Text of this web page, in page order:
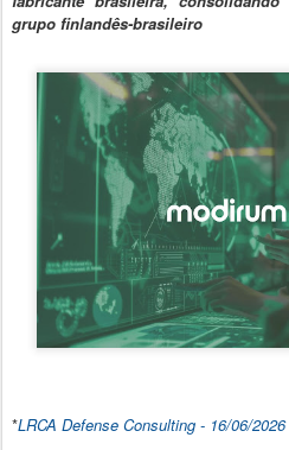
grupo finlandês-brasileiro
*LRCA Defense Consulting - 16/06/